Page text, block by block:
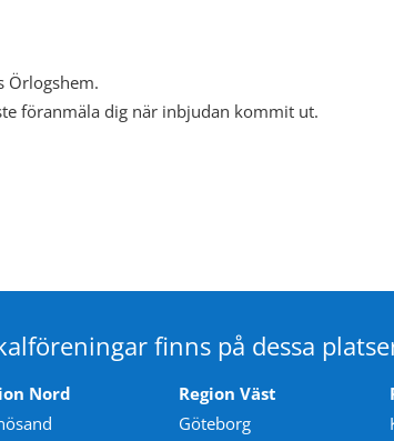
Örlogshem.
föranmäla dig när inbjudan kommit ut.
finns på dessa
Nord
Region Väst
Göteborg